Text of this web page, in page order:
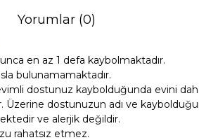
Yorumlar (0)
en az 1 defa kaybolmaktadır.
bulunamamaktadır.
dostunuz kaybolduğunda evini
dostunuzun adı ve
ve alerjik değildir.
rahatsız etmez.